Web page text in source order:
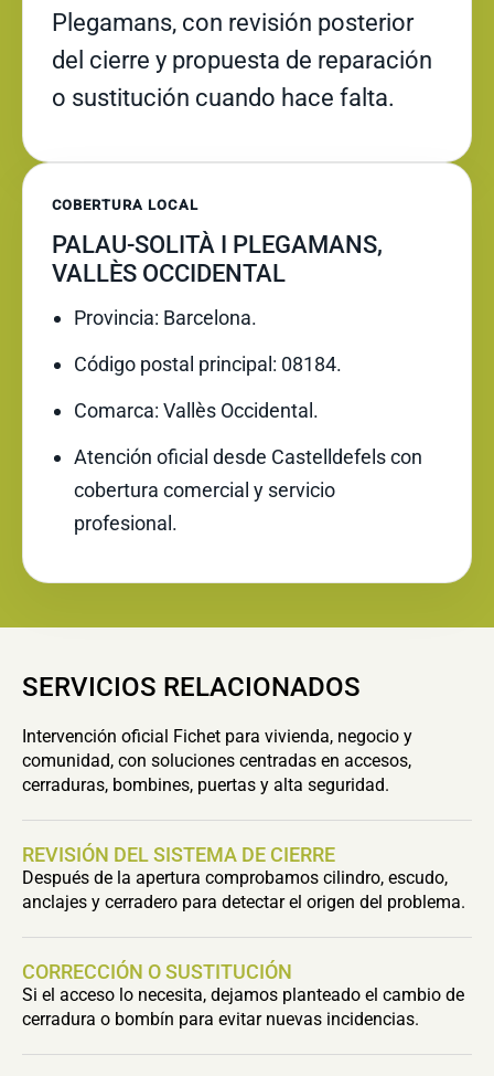
Plegamans, con revisión posterior
del cierre y propuesta de reparación
o sustitución cuando hace falta.
COBERTURA LOCAL
PALAU-SOLITÀ I PLEGAMANS,
VALLÈS OCCIDENTAL
Provincia: Barcelona.
Código postal principal: 08184.
Comarca: Vallès Occidental.
Atención oficial desde Castelldefels con
cobertura comercial y servicio
profesional.
SERVICIOS RELACIONADOS
Intervención oficial Fichet para vivienda, negocio y
comunidad, con soluciones centradas en accesos,
cerraduras, bombines, puertas y alta seguridad.
REVISIÓN DEL SISTEMA DE CIERRE
Después de la apertura comprobamos cilindro, escudo,
anclajes y cerradero para detectar el origen del problema.
CORRECCIÓN O SUSTITUCIÓN
Si el acceso lo necesita, dejamos planteado el cambio de
cerradura o bombín para evitar nuevas incidencias.